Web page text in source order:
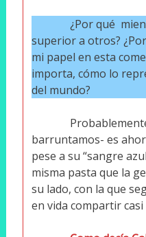
¿Por qué
superior a otros?
mi papel en esta
importa, cómo lo
del mundo?
Probablemente
barruntamos- es
pese a su “sangre
misma pasta que la
su lado, con la que
en vida compartir casi